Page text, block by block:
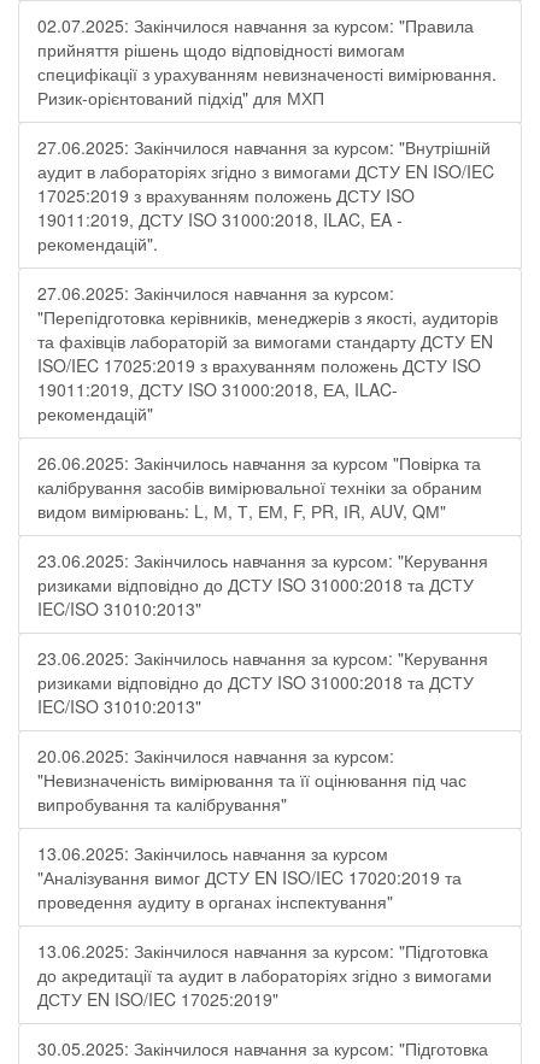
02.07.2025: Закінчилося навчання за курсом: "Правила
прийняття рішень щодо відповідності вимогам
специфікації з урахуванням невизначеності вимірювання.
Ризик-орієнтований підхід" для МХП
27.06.2025: Закінчилося навчання за курсом: "Внутрішній
аудит в лабораторіях згідно з вимогами ДСТУ EN ISO/IEC
17025:2019 з врахуванням положень ДСТУ ISO
19011:2019, ДСТУ ISO 31000:2018, ILAC, EA -
рекомендацій".
27.06.2025: Закінчилося навчання за курсом:
"Перепідготовка керівників, менеджерів з якості, аудиторів
та фахівців лабораторій за вимогами стандарту ДСТУ EN
ISO/IEC 17025:2019 з врахуванням положень ДСТУ ISO
19011:2019, ДСТУ ISO 31000:2018, ЕА, ILAC-
рекомендацій"
26.06.2025: Закінчилось навчання за курсом "Повірка та
калібрування засобів вимірювальної техніки за обраним
видом вимірювань: L, М, Т, ЕМ, F, РR, ІR, АUV, QМ"
23.06.2025: Закінчилось навчання за курсом: "Керування
ризиками відповідно до ДСТУ ISO 31000:2018 та ДСТУ
IEC/ISO 31010:2013"
23.06.2025: Закінчилось навчання за курсом: "Керування
ризиками відповідно до ДСТУ ISO 31000:2018 та ДСТУ
IEC/ISO 31010:2013"
20.06.2025: Закінчилося навчання за курсом:
"Невизначеність вимірювання та її оцінювання під час
випробування та калібрування"
13.06.2025: Закінчилось навчання за курсом
"Аналізування вимог ДСТУ EN ISO/IEC 17020:2019 та
проведення аудиту в органах інспектування"
13.06.2025: Закінчилося навчання за курсом: "Підготовка
до акредитації та аудит в лабораторіях згідно з вимогами
ДСТУ EN ISO/IEC 17025:2019"
30.05.2025: Закінчилося навчання за курсом: "Підготовка